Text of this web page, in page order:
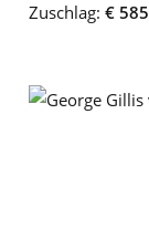
Zuschlag: € 585